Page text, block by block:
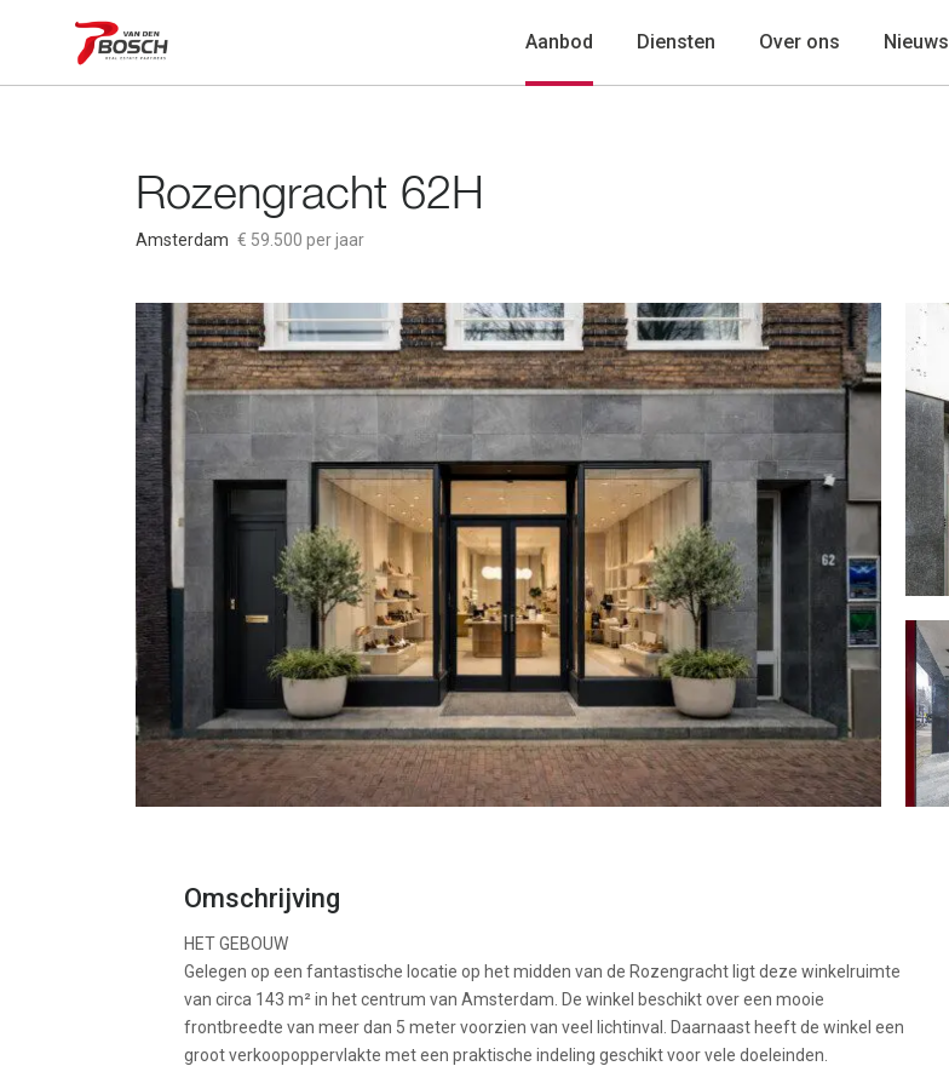
Aanbod Diensten Over ons Nieuws
Rozengracht 62H
Amsterdam € 59.500 per jaar
Omschrijving
HET GEBOUW
Gelegen op een fantastische locatie op het midden van de Rozengracht ligt deze winkelruimte
van circa 143 m² in het centrum van Amsterdam. De winkel beschikt over een mooie
frontbreedte van meer dan 5 meter voorzien van veel lichtinval. Daarnaast heeft de winkel een
groot verkoopoppervlakte met een praktische indeling geschikt voor vele doeleinden.